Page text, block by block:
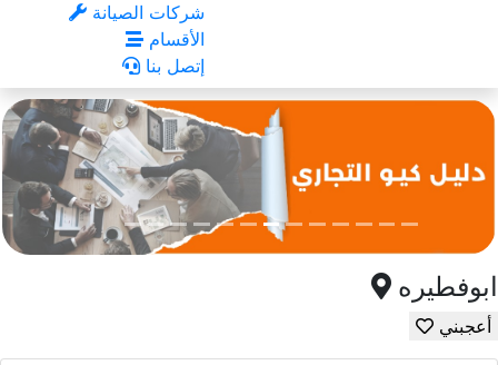
شركات الصيانة
الأقسام
إتصل بنا